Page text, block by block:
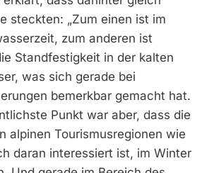
steckten: „Zum einen ist im
zum anderen ist
Standfestigkeit in der kalten
was sich gerade bei
bemerkbar gemacht hat.
Punkt war aber, dass die
alpinen Tourismusregionen wie
daran interessiert ist, im Winter